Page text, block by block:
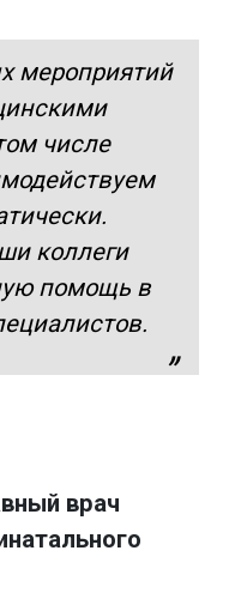
мероприятий
числе
коллеги
помощь в
врач